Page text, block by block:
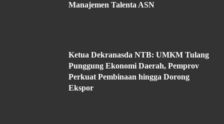
Manajemen Talenta ASN
Ketua Dekranasda NTB: UMKM Tulang
Punggung Ekonomi Daerah, Pemprov
Perkuat Pembinaan hingga Dorong
Ekspor